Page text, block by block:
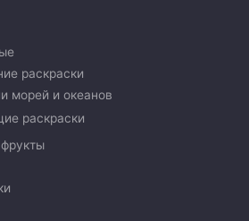
раскраски
морей и океанов
раскраски